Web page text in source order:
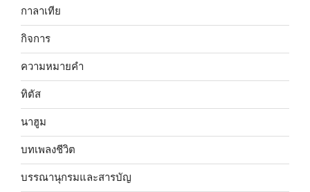
กาลาเทีย
กิจการ
ความหมายคำ
ทิตัส
นาฮูม
บทเพลงชีวิต
บรรณานุกรมและสารบัญ